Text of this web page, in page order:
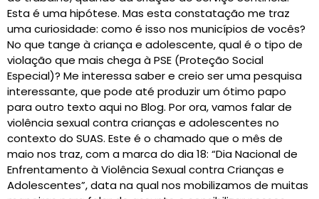
Esta é uma hipótese. Mas esta constatação me traz
uma curiosidade: como é isso nos municípios de vocês?
No que tange à criança e adolescente, qual é o tipo de
violação que mais chega à PSE (Proteção Social
Especial)? Me interessa saber e creio ser uma pesquisa
interessante, que pode até produzir um ótimo papo
para outro texto aqui no Blog. Por ora, vamos falar de
violência sexual contra crianças e adolescentes no
contexto do SUAS. Este é o chamado que o mês de
maio nos traz, com a marca do dia 18: “Dia Nacional de
Enfrentamento à Violência Sexual contra Crianças e
Adolescentes”, data na qual nos mobilizamos de muitas